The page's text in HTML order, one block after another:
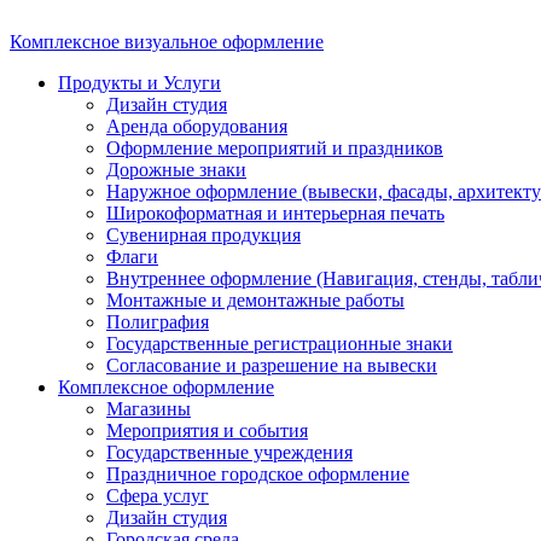
Комплексное визуальное оформление
Продукты и Услуги
Дизайн студия
Аренда оборудования
Оформление мероприятий и праздников
Дорожные знаки
Наружное оформление (вывески, фасады,
Широкоформатная и интерьерная печать
Сувенирная продукция
Флаги
Внутреннее оформление (Навигация, стенды,
Монтажные и демонтажные работы
Полиграфия
Государственные регистрационные знаки
Согласование и разрешение на вывески
Комплексное оформление
Магазины
Мероприятия и события
Государственные учреждения
Праздничное городское оформление
Сфера услуг
Дизайн студия